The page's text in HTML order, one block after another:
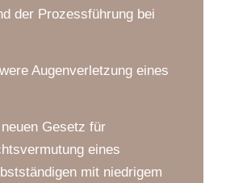
der Prozessführung bei
Augenverletzung eines
Gesetz für
eines
mit niedrigem